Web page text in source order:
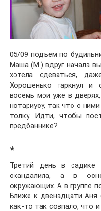
05/09 подъем по
Маша (М.) вдруг начала
хотела одеваться,
Хорошенько гаркнул и
восемь мои уже в
нотариусу, так что с
толку. Идти, чтобы
предбаннике?
*
Третий день в
скандалила, а в
окружающих. А в группе
Ближе к двенадцати Аня
как-то так совпало, что